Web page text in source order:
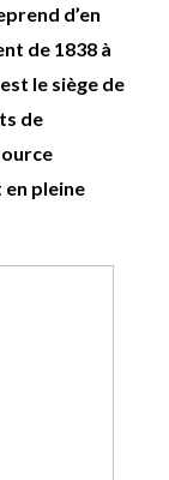
d’en
de 1838 à
le siège de
de
en pleine